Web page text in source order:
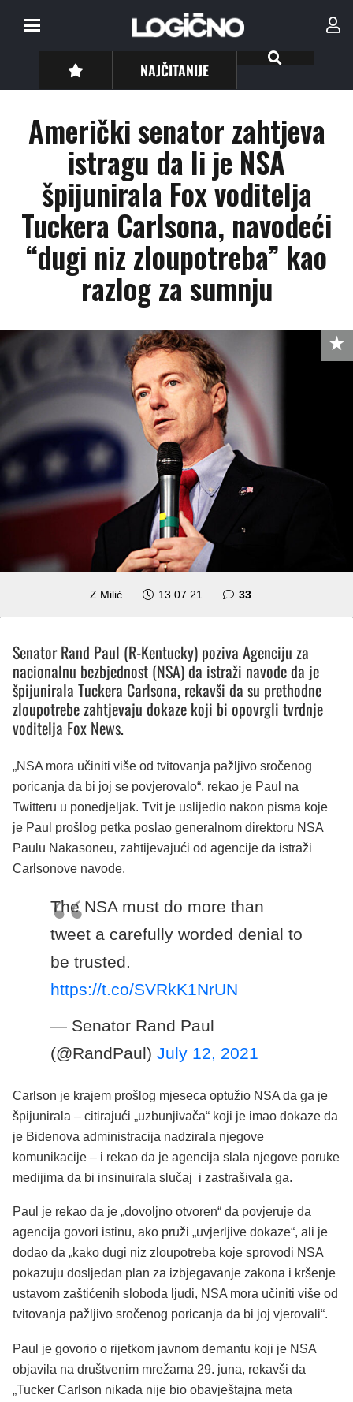
NAJČITANIJE
Američki senator zahtjeva
istragu da li je NSA
špijunirala Fox voditelja
Tuckera Carlsona, navodeći
“dugi niz zloupotreba” kao
razlog za sumnju
Z Milić 13.07.21 33komentara
Senator Rand Paul (R-Kentucky) poziva Agenciju za
nacionalnu bezbjednost (NSA) da istraži navode da je
špijunirala Tuckera Carlsona, rekavši da su prethodne
zloupotrebe zahtjevaju dokaze koji bi opovrgli tvrdnje
voditelja Fox News.
„NSA mora učiniti više od tvitovanja pažljivo sročenog
poricanja da bi joj se povjerovalo“, rekao je Paul na
Twitteru u ponedjeljak. Tvit je uslijedio nakon pisma koje
je Paul prošlog petka poslao generalnom direktoru NSA
Paulu Nakasoneu, zahtijevajući od agencije da istraži
Carlsonove navode.
The NSA must do more than
tweet a carefully worded denial to
be trusted.
https://t.co/SVRkK1NrUN
— Senator Rand Paul
(@RandPaul) July 12, 2021
Carlson je krajem prošlog mjeseca optužio NSA da ga je
špijunirala – citirajući „uzbunjivača“ koji je imao dokaze da
je Bidenova administracija nadzirala njegove
komunikacije – i rekao da je agencija slala njegove poruke
medijima da bi insinuirala slučaj i zastrašivala ga.
Paul je rekao da je „dovoljno otvoren“ da povjeruje da
agencija govori istinu, ako pruži „uvjerljive dokaze“, ali je
dodao da „kako dugi niz zloupotreba koje sprovodi NSA
pokazuju dosljedan plan za izbjegavanje zakona i kršenje
ustavom zaštićenih sloboda ljudi, NSA mora učiniti više od
tvitovanja pažljivo sročenog poricanja da bi joj vjerovali“.
Paul je govorio o rijetkom javnom demantu koji je NSA
objavila na društvenim mrežama 29. juna, rekavši da
„Tucker Carlson nikada nije bio obavještajna meta